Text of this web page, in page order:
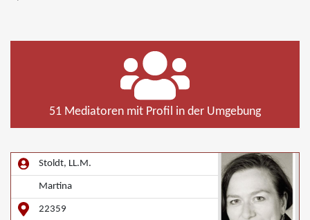
51 Mediatoren mit Profil in der Umgebung
Stoldt, LL.M.
Martina
22359